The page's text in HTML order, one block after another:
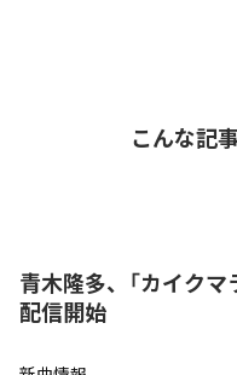
こんな記
青木隆多、「カイク
配信開始